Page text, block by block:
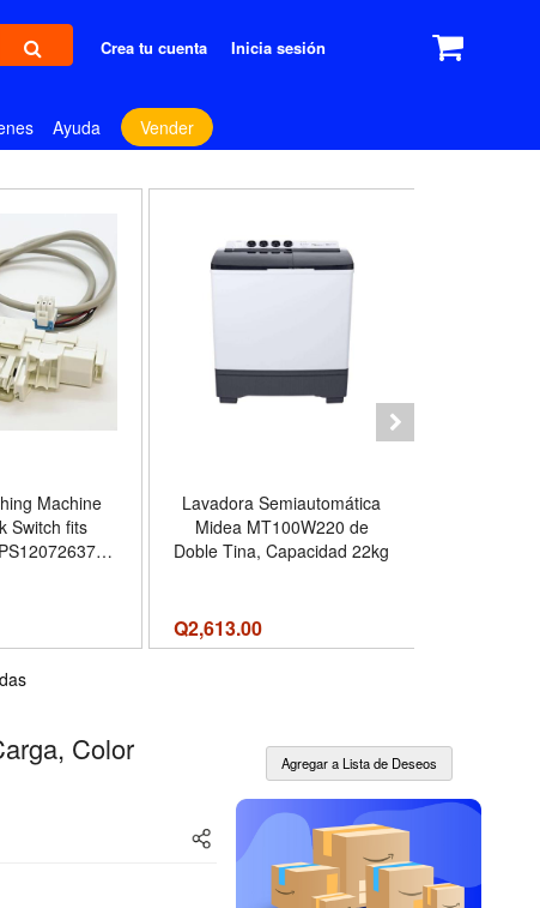
Crea tu cuenta Inicia sesión
Ayuda Vender
Machine
Switch fits
Lavadora Semiautomática
Midea MT100W220 de
Doble Tina, Capacidad 22kg
Q2,613.00
Color